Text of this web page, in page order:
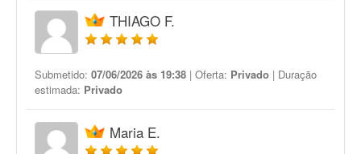
THIAGO F.
Submetido: 07/06/2026 às 19:38 | Oferta: Privado | Duração
estimada: Privado
Maria E.